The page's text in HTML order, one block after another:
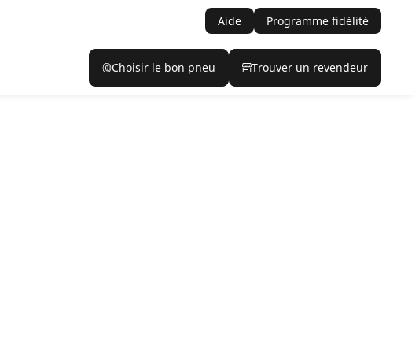
Aide Programme fidélité
Choisir le bon pneu Trouver un revendeur